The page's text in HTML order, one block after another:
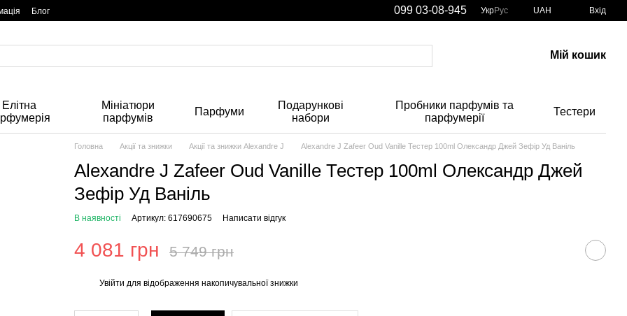
Блог 099 03-08-945 УкрРус UAH Вхід
Мій кошик
Елітна
Мініатюри
парфумів
Парфуми
Подарункові
набори
Пробники парфумів та
парфумерії
Тестери
Головна Акції та знижки Акції та знижки Alexandre J Alexandre J Zafeer Oud Vanille Тестер 100ml Олександр Джей Зефір Уд Ваніль
Alexandre J Zafeer Oud Vanille Тестер 100ml Олександр Джей
Зефір Уд Ваніль
В наявності Артикул: 617690675 Написати відгук
4 081 грн 5 749 грн
Увійти для відображення накопичувальної знижки